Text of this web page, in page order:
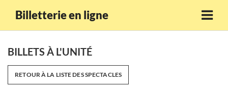
Billetterie en ligne
BILLETS À L'UNITÉ
RETOUR À LA LISTE DES SPECTACLES